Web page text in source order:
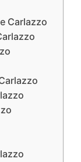
Carlazzo